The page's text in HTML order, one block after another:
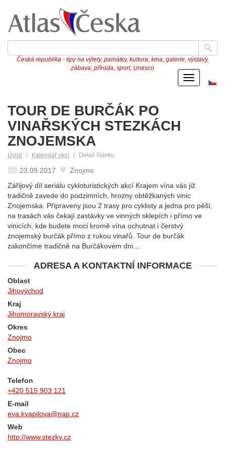
Česká republika - tipy na výlety, památky, kultura, kina, galerie, výstavy,
zábava, příroda, sport, Unesco
Menu
TOUR DE BURČÁK PO
VINAŘSKÝCH STEZKÁCH
ZNOJEMSKA
Úvod Kalendář akcí Detail článku
23.09.2017
Znojmo
Zářijový díl seriálu cykloturistických akcí Krajem vína vás již
tradičně zavede do podzimních, hrozny obtěžkaných vinic
Znojemska. Připraveny jsou 2 trasy pro cyklisty a jedna pro pěší,
na trasách vás čekají zastávky ve vinných sklepích i přímo ve
vinicích, kde budete moci kromě vína ochutnat i čerstvý
znojemský burčák přímo z rukou vinařů. Tour de burčák
zakončíme tradičně na Burčákovém dni…
ADRESA A KONTAKTNÍ INFORMACE
Oblast
Jihovýchod
Kraj
Jihomoravský kraj
Okres
Znojmo
Obec
Znojmo
Telefon
+420 515 903 121
E-mail
eva.kvapilova@nap.cz
Web
http://www.stezky.cz